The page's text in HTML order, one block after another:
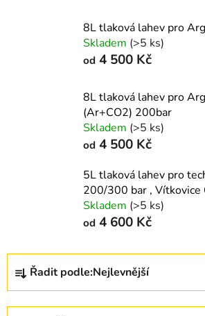
8L tlaková lahev pro
Skladem (>5 ks)
od 4 500 Kč
8L tlaková lahev pro
(Ar+CO2) 200bar
Skladem (>5 ks)
od 4 500 Kč
5L tlaková lahev pro
200/300 bar , Vítkovice
Skladem (>5 ks)
od 4 600 Kč
Ř
z
Řadit podle:Nejlevnější